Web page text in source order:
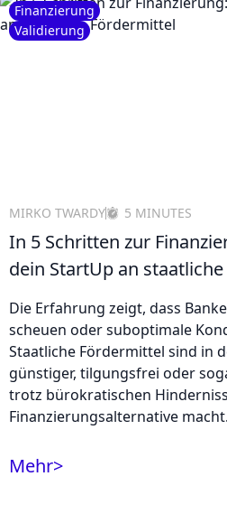
Finanzierung
Validierung
MIRKO TWARDY 5 MINUTES
In 5 Schritten zur
dein StartUp an
Die Erfahrung zeigt, dass
scheuen oder suboptimale
Staatliche Fördermittel sind in
günstiger, tilgungsfrei oder
trotz bürokratischen
Finanzierungsalternative macht.
Mehr>